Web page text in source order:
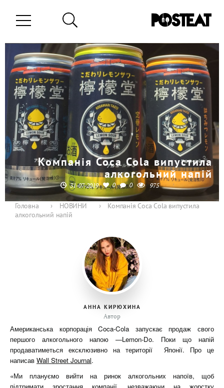
Компанія Coca Cola випустила
алкогольний напій
31-07-2019 0 0 975
Головна › НОВИНИ ›
Компанія Coca Cola випустила
алкогольний напій
АННА КИРЮХИНА
Автор
Американська корпорація Coca-Cola запускає продаж свого
першого алкогольного напою —Lemon-Do. Поки що напій
продаватиметься ексклюзивно на території Японії. Про це
написав Wall Street Journal.
«Ми плануємо вийти на ринок алкогольних напоїв, щоб